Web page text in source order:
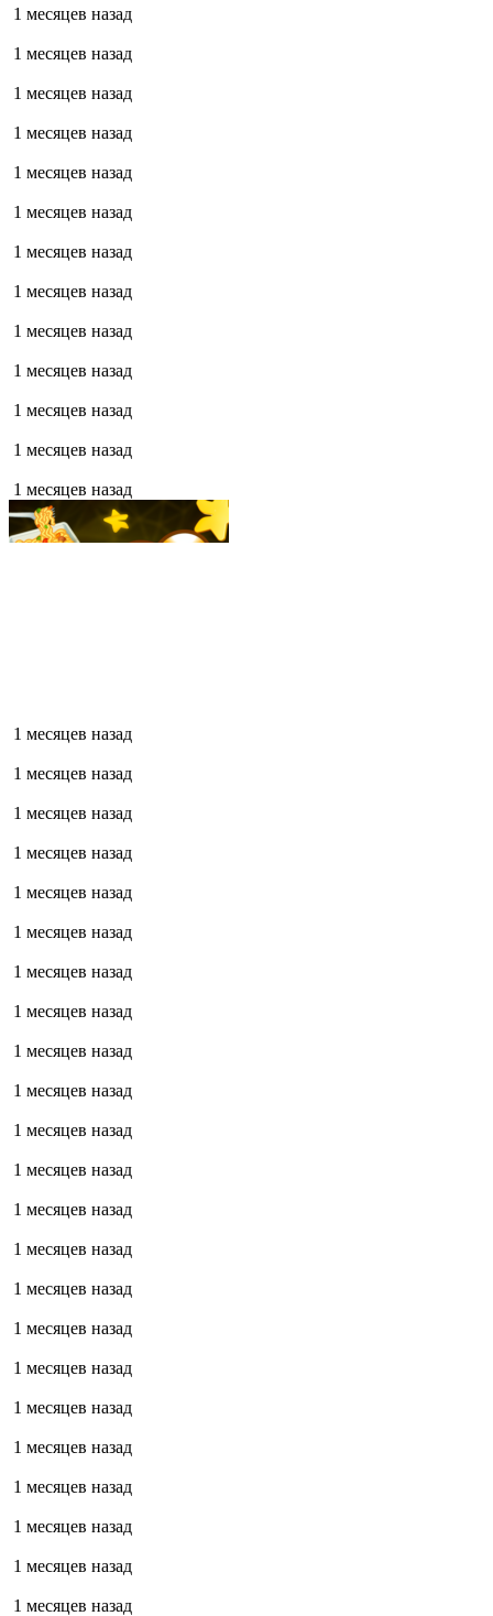
1 месяцев назад
1 месяцев назад
1 месяцев назад
1 месяцев назад
1 месяцев назад
1 месяцев назад
1 месяцев назад
1 месяцев назад
1 месяцев назад
1 месяцев назад
1 месяцев назад
1 месяцев назад
1 месяцев назад
1 месяцев назад
1 месяцев назад
1 месяцев назад
1 месяцев назад
1 месяцев назад
1 месяцев назад
1 месяцев назад
1 месяцев назад
1 месяцев назад
1 месяцев назад
1 месяцев назад
1 месяцев назад
1 месяцев назад
1 месяцев назад
1 месяцев назад
1 месяцев назад
1 месяцев назад
1 месяцев назад
1 месяцев назад
1 месяцев назад
1 месяцев назад
1 месяцев назад
1 месяцев назад